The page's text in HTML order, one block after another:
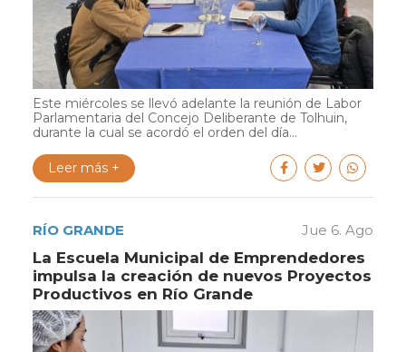
Este miércoles se llevó adelante la reunión de Labor
Parlamentaria del Concejo Deliberante de Tolhuin,
durante la cual se acordó el orden del día...
Leer más +
RÍO GRANDE Jue 6. Ago
La Escuela Municipal de Emprendedores
impulsa la creación de nuevos Proyectos
Productivos en Río Grande